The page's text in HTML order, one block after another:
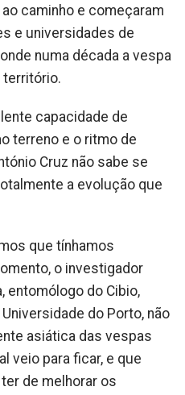
caminho e começaram
e universidades de
numa década a vespa
território.
capacidade de
terreno e o ritmo de
Cruz não sabe se
a evolução que
que tínhamos
o investigador
entomólogo do Cibio,
do Porto, não
asiática das vespas
veio para ficar, e que
de melhorar os